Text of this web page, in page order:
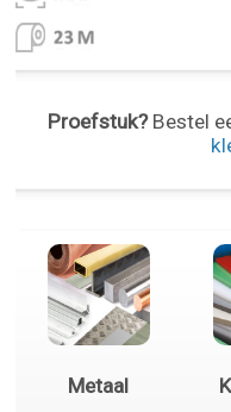
Proefstuk?Bestel
Metaal